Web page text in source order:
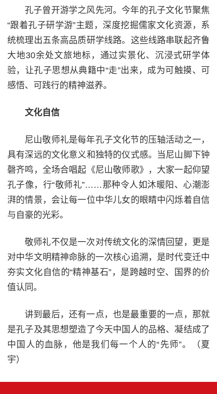
孔子曾开游学之风先河。今年的孔子文化节聚焦
“跟着孔子研学游”主题，深度挖掘儒家文化资源，系
统梳理出五条高品质研学线路。这些线路串联起齐鲁
大地30余处文旅地标，通过实景化、沉浸式研学体
验，让孔子思想从典籍中“走”出来，成为可触摸、可
感悟、可践行的精神滋养。
文化自信
尼山敬师礼是每年孔子文化节的压轴活动之一，
具有深远的文化意义和独特的仪式感。当尼山脚下钟
磬齐鸣，全场合唱起《尼山敬师歌》，大家一起仰望
孔子像，行“敬师礼”……那种令人如沐暖阳、心潮澎
湃的情景，会让每一位中华儿女的眼睛中闪烁着自信
与自豪的光彩。
敬师礼不仅是一次对传统文化的深情回望，更是
对中华文明精神命脉的一次核心追溯，是时代变迁中
夯实文化自信的“精神基石”，是跨越时空、国界的价
值认同。
讲到最后，还有一点，也是最重要的一点，那就
是孔子及其思想塑造了今天中国人的品格、凝结成了
中国人的血脉，他是我们每一个人的“先师”。（夏
宇）